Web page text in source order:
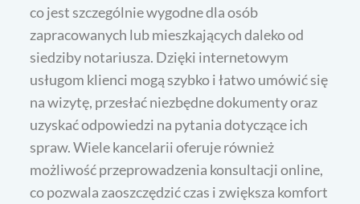
co jest szczególnie wygodne dla osób
zapracowanych lub mieszkających daleko od
siedziby notariusza. Dzięki internetowym
usługom klienci mogą szybko i łatwo umówić się
na wizytę, przesłać niezbędne dokumenty oraz
uzyskać odpowiedzi na pytania dotyczące ich
spraw. Wiele kancelarii oferuje również
możliwość przeprowadzenia konsultacji online,
co pozwala zaoszczędzić czas i zwiększa komfort